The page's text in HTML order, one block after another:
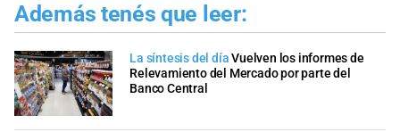
Además tenés que leer:
La síntesis del díaVuelven los informes de
Relevamiento del Mercado por parte del
Banco Central